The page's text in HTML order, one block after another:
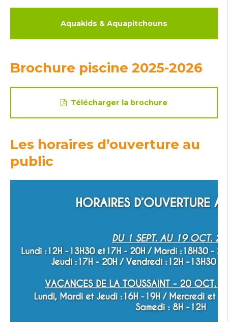
Aquakids & Aquapitchouns
Brochure piscine 2025-2026
Télécharger la brochure
Les horaires d’ouverture au
public